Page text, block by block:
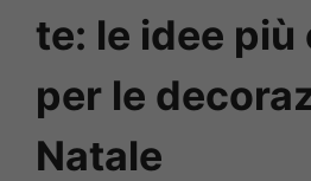
te: le idee
per le
Natale